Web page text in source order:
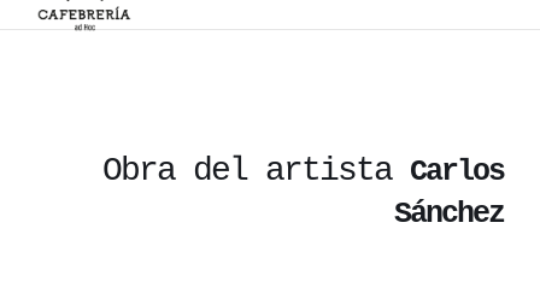
Obra del artista Carlos
Sánchez